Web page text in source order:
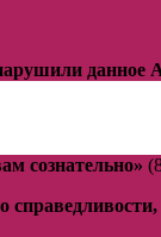
данное
сознательно»